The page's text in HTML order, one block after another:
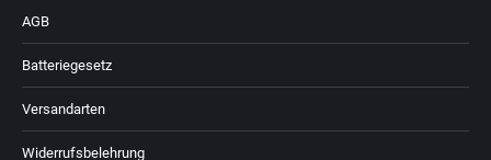
AGB
Batteriegesetz
Versandarten
Widerrufsbelehrung